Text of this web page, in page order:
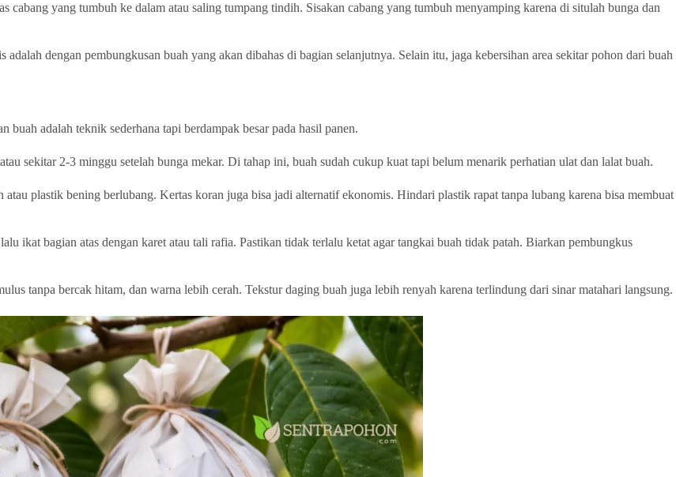
yang tumbuh ke dalam atau saling tumpang tindih. Sisakan cabang yang tumbuh menyamping karena di situlah bunga dan
dengan pembungkusan buah yang akan dibahas di bagian selanjutnya. Selain itu, jaga kebersihan area sekitar pohon dari buah
adalah teknik sederhana tapi berdampak besar pada hasil panen.
sekitar 2-3 minggu setelah bunga mekar. Di tahap ini, buah sudah cukup kuat tapi belum menarik perhatian ulat dan lalat buah.
plastik bening berlubang. Kertas koran juga bisa jadi alternatif ekonomis. Hindari plastik rapat tanpa lubang karena bisa membuat
ikat bagian atas dengan karet atau tali rafia. Pastikan tidak terlalu ketat agar tangkai buah tidak patah. Biarkan pembungkus
tanpa bercak hitam, dan warna lebih cerah. Tekstur daging buah juga lebih renyah karena terlindung dari sinar matahari langsung.